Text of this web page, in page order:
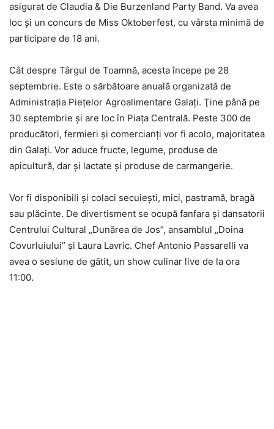
asigurat de Claudia & Die Burzenland Party Band. Va avea
loc şi un concurs de Miss Oktoberfest, cu vârsta minimă de
participare de 18 ani.
Cât despre Târgul de Toamnă, acesta începe pe 28
septembrie. Este o sărbătoare anuală organizată de
Administraţia Pieţelor Agroalimentare Galaţi. Ţine până pe
30 septembrie şi are loc în Piaţa Centrală. Peste 300 de
producători, fermieri şi comercianţi vor fi acolo, majoritatea
din Galaţi. Vor aduce fructe, legume, produse de
apicultură, dar şi lactate şi produse de carmangerie.
Vor fi disponibili şi colaci secuieşti, mici, pastramă, bragă
sau plăcinte. De divertisment se ocupă fanfara şi dansatorii
Centrului Cultural „Dunărea de Jos”, ansamblul „Doina
Covurluiului” şi Laura Lavric. Chef Antonio Passarelli va
avea o sesiune de gătit, un show culinar live de la ora
11:00.